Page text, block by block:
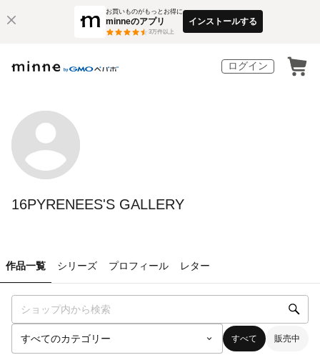
お買いものがもっとお得に
minneのアプリ
3万件以上
インストールする
ログイン
16PYRENEES'S GALLERY
作品一覧 シリーズ プロフィール レター
すべて 販売中